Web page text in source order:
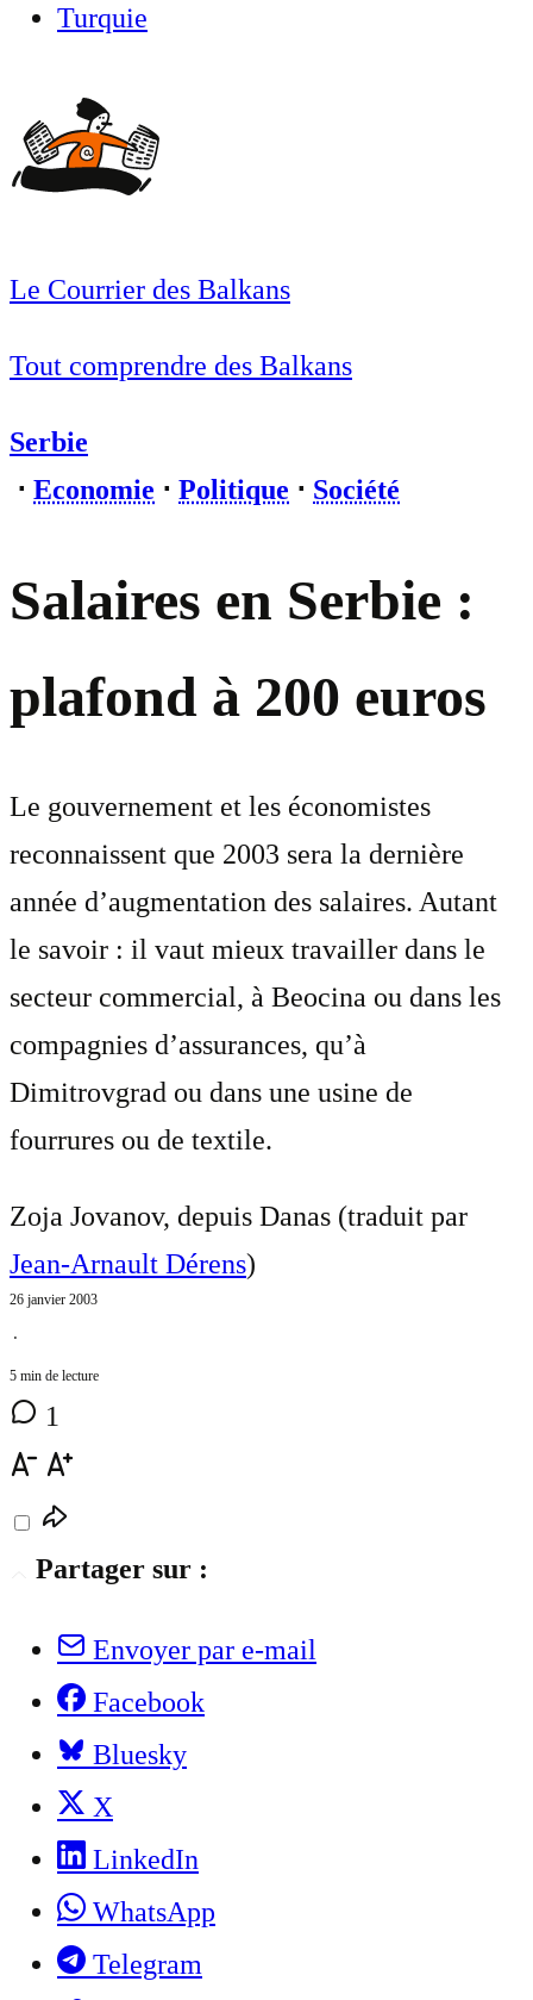
Turquie
Le Courrier des Balkans
Tout comprendre des Balkans
Serbie
⋅ Economie ⋅ Politique ⋅ Société
Salaires en Serbie :
plafond à 200 euros
Le gouvernement et les économistes
reconnaissent que 2003 sera la dernière
année d’augmentation des salaires. Autant
le savoir : il vaut mieux travailler dans le
secteur commercial, à Beocina ou dans les
compagnies d’assurances, qu’à
Dimitrovgrad ou dans une usine de
fourrures ou de textile.
Zoja Jovanov, depuis Danas (traduit par
Jean-Arnault Dérens)
26 janvier 2003
⋅
5 min de lecture
1
Partager sur :
Envoyer par e-mail
Facebook
Bluesky
X
LinkedIn
WhatsApp
Telegram